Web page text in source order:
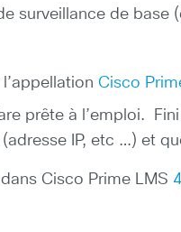
surveillance de
l’appellationCisco
prête à l’emploi.
IP, etc …) et
Cisco Prime LMS